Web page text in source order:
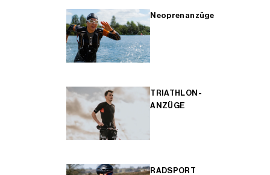
Neoprenanzüge
TRIATHLON-
ANZÜGE
RADSPORT